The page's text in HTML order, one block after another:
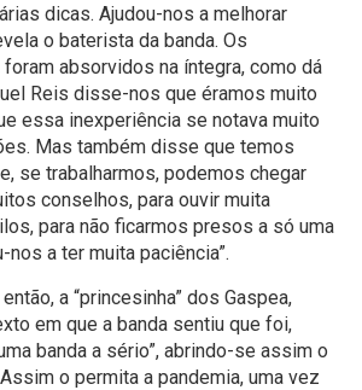
dicas. Ajudou-nos a melhorar
o baterista da banda. Os
absorvidos na íntegra, como dá
Reis disse-nos que éramos muito
essa inexperiência se notava muito
Mas também disse que temos
se trabalharmos, podemos chegar
conselhos, para ouvir muita
para não ficarmos presos a só uma
nos a ter muita paciência”.
a “princesinha” dos Gaspea,
em que a banda sentiu que foi,
banda a sério”, abrindo-se assim o
o permita a pandemia, uma vez